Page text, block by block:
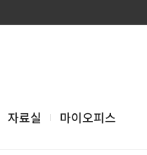
자료실 마이오피스